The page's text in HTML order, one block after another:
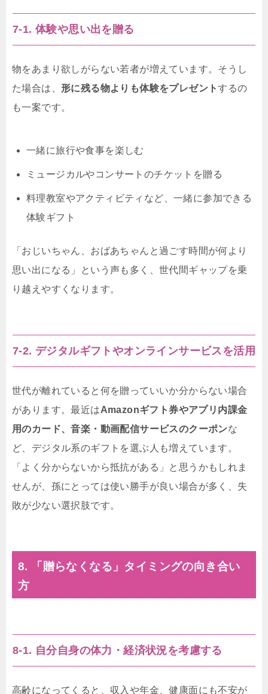
7-1. 体験や思い出を贈る
物をあまり欲しがらない若者が増えています。そうし
た場合は、 形に残る物よりも体験をプレゼントするの
も一案です。
一緒に旅行や食事を楽しむ
ミュージカルやコンサートのチケットを贈る
料理教室やアクティビティなど、一緒に参加できる
体験ギフト
「おじいちゃん、おばあちゃんと過ごす時間が何より
思い出になる」という声も多く、世代間ギャップを乗
り越えやすくなります。
7-2. デジタルギフトやオンラインサービスを活用
世代が離れていると何を贈っていいか分からない場合
があります。最近はAmazonギフト券やアプリ内課金
用のカード、音楽・動画配信サービスのクーポンな
ど、デジタル系のギフトを選ぶ人も増えています。
「よく分からないから抵抗がある」と思うかもしれま
せんが、孫にとっては使い勝手が良い場合が多く、失
敗が少ない選択肢です。
8. 「贈らなくなる」タイミングの向き合い
方
8-1. 自分自身の体力・経済状況を考慮する
高齢になってくると、収入や年金、健康面にも不安が